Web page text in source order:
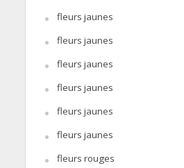
fleurs jaunes
fleurs jaunes
fleurs jaunes
fleurs jaunes
fleurs jaunes
fleurs jaunes
fleurs rouges